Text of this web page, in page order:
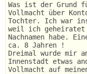
Was ist der
Vollmacht über
Tochter. Ich war
weil ich geheiratet
Nachnamen habe.
ca. 8 Jahren !
Dreimal wurde mir
Innenstadt etwas
Vollmacht auf